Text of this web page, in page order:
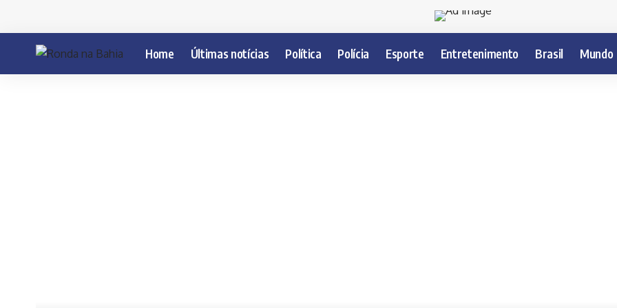
Home Últimas notícias Política Polícia Esporte Entretenimento Brasil Mundo